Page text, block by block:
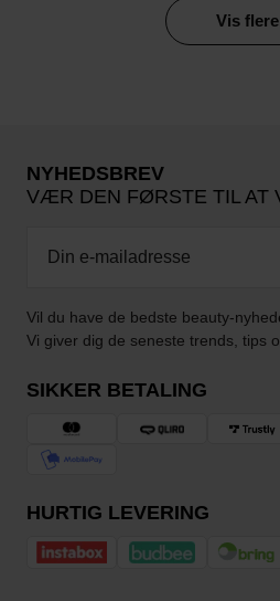
Vis flere
NYHEDSBREV
VÆR DEN FØRSTE TIL AT
Vil du have de bedste beauty-
Vi giver dig de seneste trends, tips
SIKKER BETALING
HURTIG LEVERING